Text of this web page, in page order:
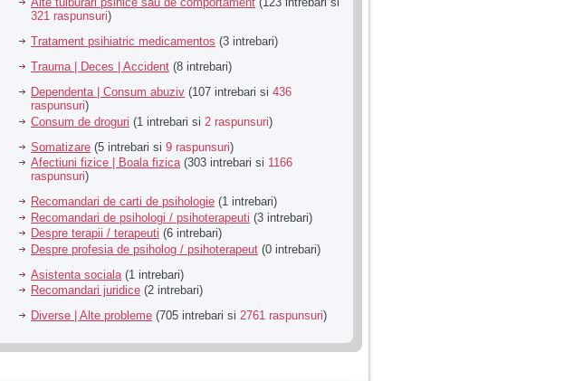
321 raspunsuri)
Tratament psihiatric medicamentos (3 intrebari)
Trauma | Deces | Accident (8 intrebari)
Dependenta | Consum abuziv (107 intrebari si 436
raspunsuri)
Consum de droguri (1 intrebari si 2 raspunsuri)
Somatizare (5 intrebari si 9 raspunsuri)
Afectiuni fizice | Boala fizica(303 intrebari si 1166
raspunsuri)
Recomandari de carti de psihologie (1 intrebari)
Recomandari de psihologi / psihoterapeuti (3 intrebari)
Despre terapii / terapeuti (6 intrebari)
Despre profesia de psiholog / psihoterapeut (0 intrebari)
Asistenta sociala (1 intrebari)
Recomandari juridice (2 intrebari)
Diverse | Alte probleme (705 intrebari si 2761 raspunsuri)